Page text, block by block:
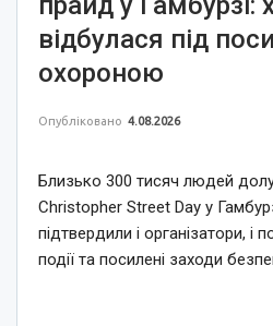
відбулася під
охороною
Опубліковано 4.08.2026
Близько 300 тисяч людей
Christopher Street Day у
підтвердили і організатори, і
події та посилені заходи